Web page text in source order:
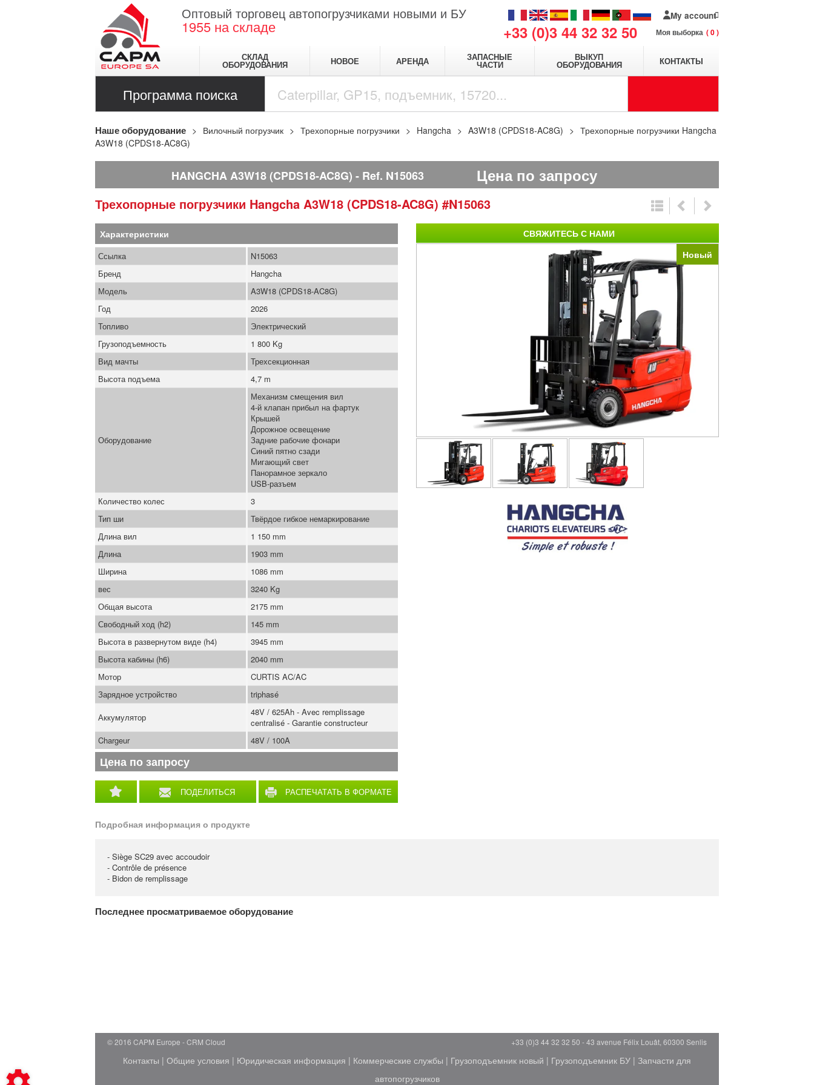
Оптовый торговец автопогрузчиками новыми и БУ
1955 на складе +33 (0)3 44 32 32 50
My account
Моя выборка 0
СКЛАД
ОБОРУДОВАНИЯ НОВОЕ АРЕНДА ЗАПАСНЫЕ
ЧАСТИ
ВЫКУП
ОБОРУДОВАНИЯ КОНТАКТЫ
Программа поиска
Наше оборудование Вилочный погрузчик Трехопорные погрузчики Hangcha A3W18 (CPDS18-AC8G)
Трехопорные погрузчики Hangcha
A3W18 (CPDS18-AC8G)
HANGCHA A3W18 (CPDS18-AC8G) Ref. N15063 Цена по запросу
Трехопорные погрузчики Hangcha A3W18 (CPDS18-AC8G) #N15063
Новый
Характеристики
ПОДЕЛИТЬСЯ
РАСПЕЧАТАТЬ В ФОРМАТЕ
Ссылка
N15063
Бренд
Hangcha
Модель
A3W18 (CPDS18-AC8G)
Год
2026
Топливо
Электрический
Грузоподъемность
1 800 Kg
Вид мачты
Трехсекционная
Высота подъема
4,7 m
Оборудование
Механизм смещения вил
4-й клапан прибыл на фартук
Крышей
Дорожное освещение
Задние рабочие фонари
Синий пятно сзади
Мигающий свет
Панорамное зеркало
USB-разъем
Количество колес
3
Тип ши
Твёрдое гибкое немаркирование
Длина вил
1 150 mm
Длина
1903 mm
Ширина
1086 mm
вес
3240 Kg
Общая высота
2175 mm
Свободный ход (h2)
145 mm
Высота в развернутом виде (h4)
3945 mm
Высота кабины (h6)
2040 mm
Мотор
CURTIS AC/AC
Зарядное устройство
triphasé
Аккумулятор
48V / 625Ah - Avec remplissage
centralisé - Garantie constructeur
Chargeur
48V / 100A
Цена по запросу
Подробная информация о продукте
- Siège SC29 avec accoudoir
- Contrôle de présence
- Bidon de remplissage
СВЯЖИТЕСЬ С НАМИ
Последнее просматриваемое оборудование
© 2016 CAPM Europe CRM Cloud +33 (0)3 44 32 32 50 - 43 avenue Félix Louât, 60300 Senlis
Контакты | Общие условия | Юридическая информация | Коммерческие службы | Грузоподъемник новый | Грузоподъемник БУ | Запчасти для
автопогрузчиков